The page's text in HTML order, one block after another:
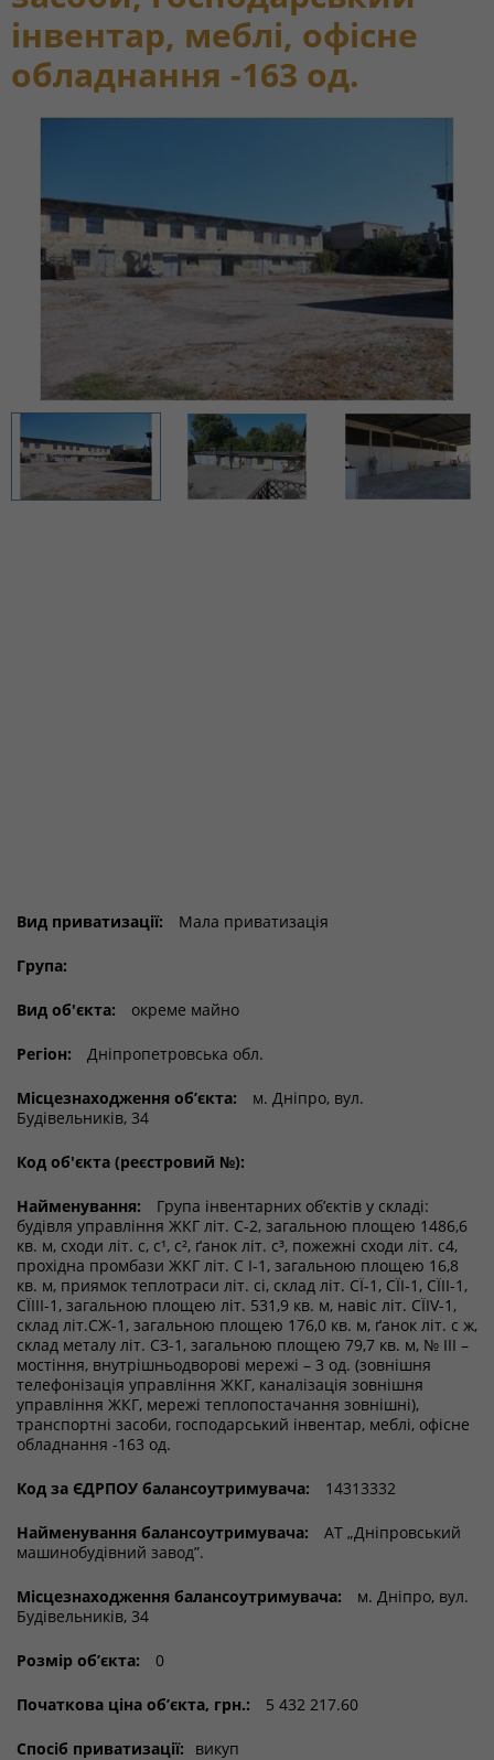
інвентар, меблі, офісне
обладнання -163 од.
Вид приватизації: Мала приватизація
Група:
Вид об'єкта: окреме майно
Регіон: Дніпропетровська обл.
Місцезнаходження об’єкта:
м. Дніпро, вул.
Будівельників, 34
Код об'єкта (реєстровий №):
Найменування:
Група інвентарних об’єктів у складі:
будівля управління ЖКГ літ. С-2, загальною площею 1486,6
кв. м, сходи літ. с, с¹, с², ґанок літ. с³, пожежні сходи літ. с4,
прохідна промбази ЖКГ літ. С I-1, загальною площею 16,8
кв. м, приямок теплотраси літ. сі, склад літ. СÏ-1, СÏІ-1, СÏІІ-1,
СÏІІІ-1, загальною площею літ. 531,9 кв. м, навіс літ. СÏІV-1,
склад літ.СЖ-1, загальною площею 176,0 кв. м, ґанок літ. с ж,
склад металу літ. СЗ-1, загальною площею 79,7 кв. м, № III –
мостіння, внутрішньодворові мережі – 3 од. (зовнішня
телефонізація управління ЖКГ, каналізація зовнішня
управління ЖКГ, мережі теплопостачання зовнішні),
транспортні засоби, господарський інвентар, меблі, офісне
обладнання -163 од.
Код за ЄДРПОУ балансоутримувача: 14313332
Найменування балансоутримувача:
АТ „Дніпровський
машинобудівний завод”.
Місцезнаходження балансоутримувача:
м. Дніпро, вул.
Будівельників, 34
Розмір об’єкта: 0
Початкова ціна об’єкта, грн.: 5 432 217.60
Спосіб приватизації: викуп